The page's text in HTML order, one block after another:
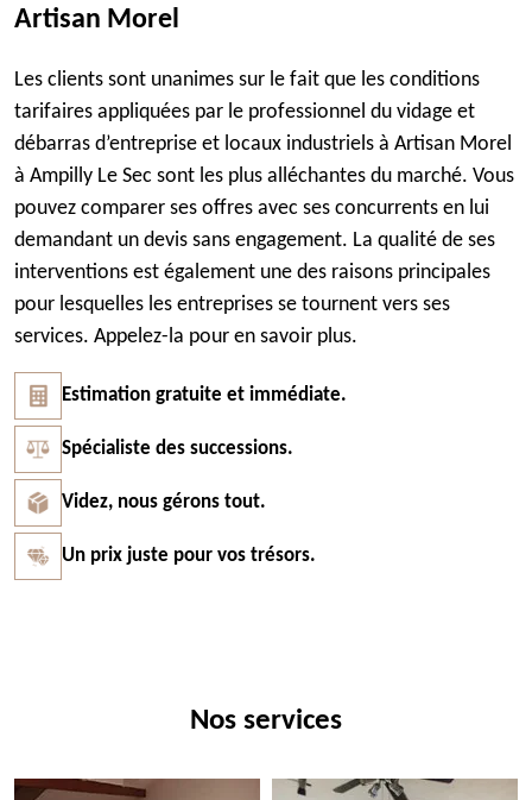
Artisan Morel
Les clients sont unanimes sur le fait que les conditions
tarifaires appliquées par le professionnel du vidage et
débarras d’entreprise et locaux industriels à Artisan Morel
à Ampilly Le Sec sont les plus alléchantes du marché. Vous
pouvez comparer ses offres avec ses concurrents en lui
demandant un devis sans engagement. La qualité de ses
interventions est également une des raisons principales
pour lesquelles les entreprises se tournent vers ses
services. Appelez-la pour en savoir plus.
Estimation gratuite et immédiate.
Spécialiste des successions.
Videz, nous gérons tout.
Un prix juste pour vos trésors.
Nos services